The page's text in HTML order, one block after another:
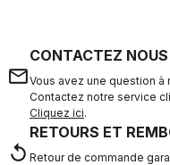
email
CONTACTEZ NOUS
Vous avez une question à
Contactez notre service
Cliquez ici.
replay
RETOURS ET
Retour de commande